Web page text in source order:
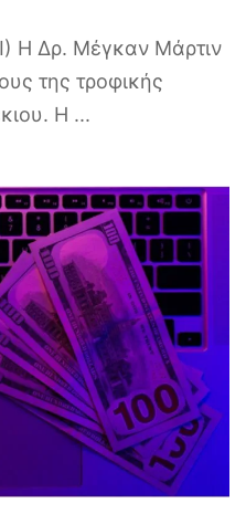
Η Δρ. Μέγκαν Μάρτιν
της τροφικής
Η ...